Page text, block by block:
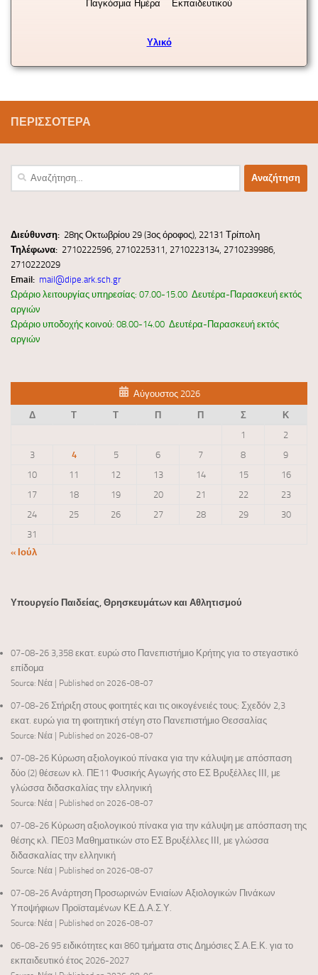
Παγκόσμια Ημέρα Εκπαιδευτικού
Υλικό
ΠΕΡΙΣΣΌΤΕΡΑ
Διεύθυνση: 28ης Οκτωβρίου 29 (3ος όροφος), 22131 Τρίπολη
Τηλέφωνα: 2710222596, 2710225311, 2710223134, 2710239986,
2710222029
Email: mail@dipe.ark.sch.gr
Ωράριο λειτουργίας υπηρεσίας: 07.00-15.00 Δευτέρα-Παρασκευή εκτός
αργιών
Ωράριο υποδοχής κοινού: 08.00-14.00 Δευτέρα-Παρασκευή εκτός
αργιών
Αύγουστος 2026
Δ
Τ Τ Π Π Σ
Κ
1
2
3
4 5 6 7 8
9
10
11 12 13 14 15
16
17
18 19 20 21 22
23
24
25 26 27 28 29
30
31
« Ιούλ
Υπουργείο Παιδείας, Θρησκευμάτων και Αθλητισμού
07-08-26 3,358 εκατ. ευρώ στο Πανεπιστήμιο Κρήτης για το στεγαστικό
επίδομα
Source: Νέα Published on 2026-08-07
07-08-26 Στήριξη στους φοιτητές και τις οικογένειές τους: Σχεδόν 2,3
εκατ. ευρώ για τη φοιτητική στέγη στο Πανεπιστήμιο Θεσσαλίας
Source: Νέα Published on 2026-08-07
07-08-26 Κύρωση αξιολογικού πίνακα για την κάλυψη με απόσπαση
δύο (2) θέσεων κλ. ΠΕ11 Φυσικής Αγωγής στο ΕΣ Βρυξέλλες ΙΙΙ, με
γλώσσα διδασκαλίας την ελληνική
Source: Νέα Published on 2026-08-07
07-08-26 Κύρωση αξιολογικού πίνακα για την κάλυψη με απόσπαση της
θέσης κλ. ΠΕ03 Μαθηματικών στο ΕΣ Βρυξέλλες ΙΙΙ, με γλώσσα
διδασκαλίας την ελληνική
Source: Νέα Published on 2026-08-07
07-08-26 Ανάρτηση Προσωρινών Ενιαίων Αξιολογικών Πινάκων
Υποψήφιων Προϊσταμένων ΚΕ.Δ.Α.Σ.Υ.
Source: Νέα Published on 2026-08-07
06-08-26 95 ειδικότητες και 860 τμήματα στις Δημόσιες Σ.Α.Ε.Κ. για το
εκπαιδευτικό έτος 2026-2027